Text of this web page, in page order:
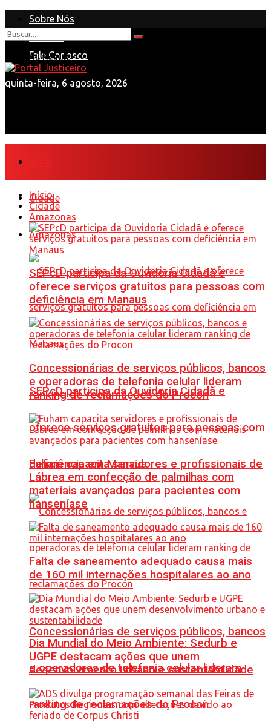
Sobre Nós
Anuncie
Fale Conosco
quinta-feira, 6 agosto, 2026
View All Result
Cidade
Amazonas
SEPcD participa da Ouvidoria Cidadã e
oferece serviços gratuitos para pessoas com
deficiência em Manaus
Concessionárias de serviços públicos, bancos
e operadoras de telefonia celular lideram
ranking de reclamações do Procon
Início
Cidade
Amazonas
SEPcD participa da Ouvidoria Cidadã e
oferece serviços gratuitos para pessoas com
deficiência em Manaus
Concessionárias de serviços públicos, bancos
e operadoras de telefonia celular lideram
ranking de reclamações do Procon
Fuham capacita servidores e profissionais de
Lábrea em confecção de palmilhas com
materiais avançados para pacientes com
hanseníase
Falta de saneamento adequado causa mais
de 160 mil internações hospitalares ao ano
Dia Mundial do Meio Ambiente: Sedurb e
UGPE destacam ações que unem
desenvolvimento urbano e sustentabilidade